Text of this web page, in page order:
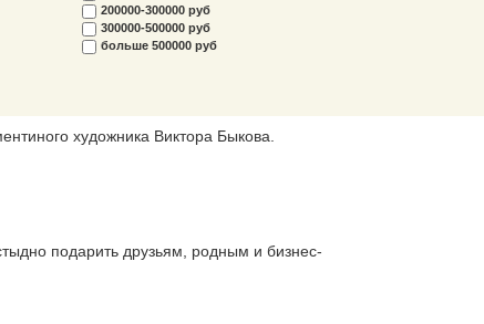
200000-300000 руб
300000-500000 руб
больше 500000 руб
художника Виктора Быкова.
подарить друзьям, родным и бизнес-